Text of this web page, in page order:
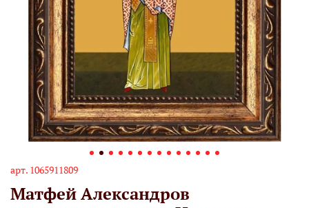
арт. 1065911809
Матфей Александров